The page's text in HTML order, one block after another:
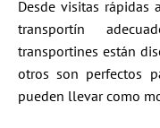
Desde visitas rápidas
transportín
transportines están
otros son perfectos
pueden llevar como